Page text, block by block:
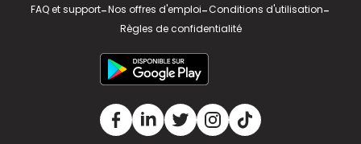
FAQ et support-Nos offres d'emploi-Conditions d'utilisation-
Règles de confidentialité